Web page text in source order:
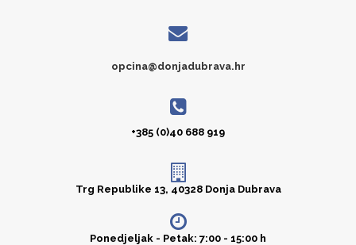
opcina@donjadubrava.hr
+385 (0)40 688 919
Trg Republike 13, 40328 Donja Dubrava
Ponedjeljak - Petak: 7:00 - 15:00 h